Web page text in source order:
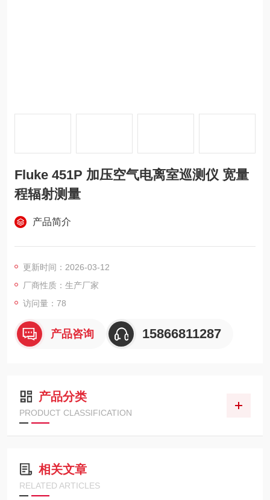
Fluke 451P 加压空气电离室巡测仪 宽量
程辐射测量
产品简介
更新时间：2026-03-12
厂商性质：生产厂家
访问量：78
产品咨询 15866811287
产品分类
PRODUCT CLASSIFICATION
相关文章
RELATED ARTICLES